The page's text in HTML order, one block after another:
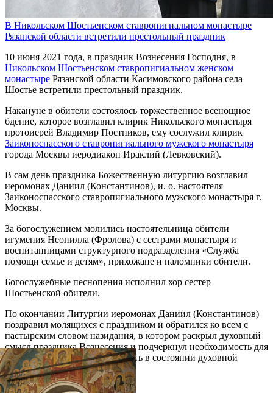
В Никольском Шостьенском ставропигиальном монастыре
Рязанской области встретили престольный праздник
10 июня 2021 года, в праздник Вознесения Господня, в
Никольском Шостьенском ставропигиальном женском
монастыре Рязанской области Касимовского района села
Шостье встретили престольный праздник.
Накануне в обители состоялось торжественное всенощное
бдение, которое возглавил клирик Никольского монастыря
протоиерей Владимир Постников, ему сослужил клирик
Заиконоспасского ставропигиального мужского монастыря
города Москвы иеродиакон Ираклий (Левковский).
В сам день праздника Божественную литургию возглавил
иеромонах Даниил (Константинов), и. о. настоятеля
Заиконоспасского ставропигиального мужского монастыря г.
Москвы.
За богослужением молились настоятельница обители
игумения Неонилла (Фролова) с сестрами монастыря и
воспитанницами структурного подразделения «Служба
помощи семье и детям», прихожане и паломники обители.
Богослужебные песнопения исполнил хор сестер
Шостьенской обители.
По окончании Литургии иеромонах Даниил (Константинов)
поздравил молящихся с праздником и обратился ко всем с
пастырским словом назидания, в котором раскрыл духовный
смысл праздника Вознесения и подчеркнул необходимость для
каждого христианина пребывать в состоянии духовной
радости.
Распечатать